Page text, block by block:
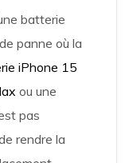
batterie
panne où la
iPhone 15
ou une
pas
rendre la